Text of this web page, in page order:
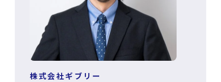
株式会社ギブリー